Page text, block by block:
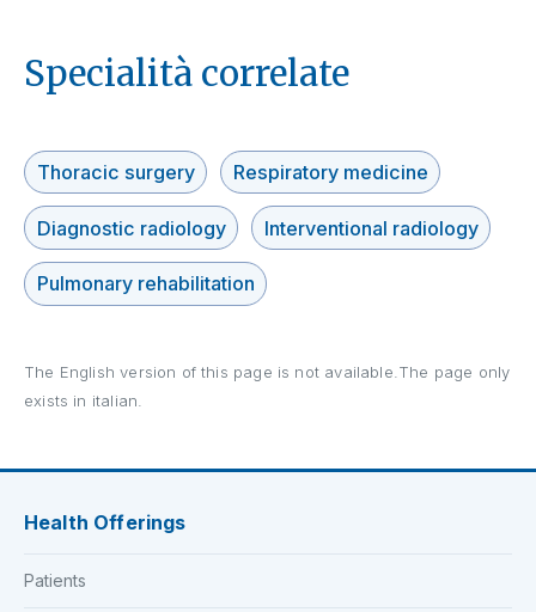
Specialità correlate
Thoracic surgery Respiratory medicine
Diagnostic radiology Interventional radiology
Pulmonary rehabilitation
The English version of this page is not available.The page only
exists in italian.
Health Offerings
Patients